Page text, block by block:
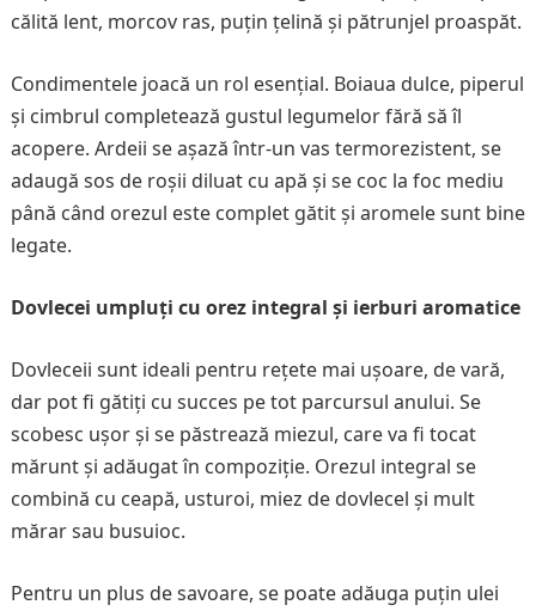
călită lent, morcov ras, puțin țelină și pătrunjel proaspăt.
Condimentele joacă un rol esențial. Boiaua dulce, piperul
și cimbrul completează gustul legumelor fără să îl
acopere. Ardeii se așază într-un vas termorezistent, se
adaugă sos de roșii diluat cu apă și se coc la foc mediu
până când orezul este complet gătit și aromele sunt bine
legate.
Dovlecei umpluți cu orez integral și ierburi aromatice
Dovleceii sunt ideali pentru rețete mai ușoare, de vară,
dar pot fi gătiți cu succes pe tot parcursul anului. Se
scobesc ușor și se păstrează miezul, care va fi tocat
mărunt și adăugat în compoziție. Orezul integral se
combină cu ceapă, usturoi, miez de dovlecel și mult
mărar sau busuioc.
Pentru un plus de savoare, se poate adăuga puțin ulei